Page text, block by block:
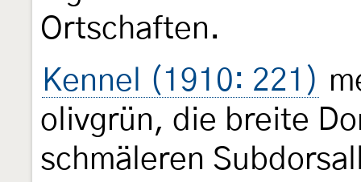
Ortschaften.
Kennel (1910: 221)
olivgrün, die breite
schmäleren